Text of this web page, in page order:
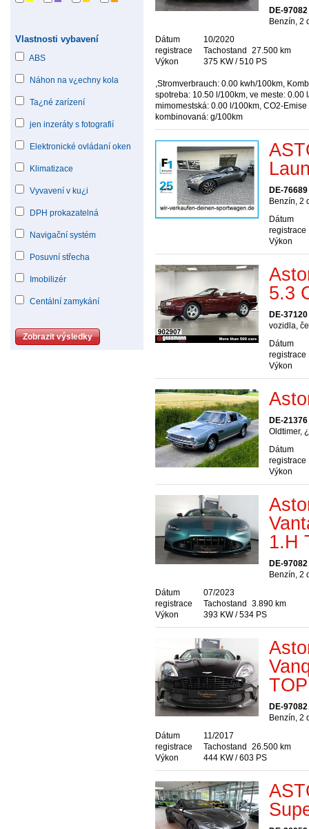
Vlastnosti vybavení
ABS
Náhon na v¿echny kola
Ta¿né zarízení
jen inzeráty s fotografií
Elektronické ovládaní oken
Klimatizace
Vyvavení v ku¿i
DPH prokazatelná
Navigační systém
Posuvní střecha
Imobilizér
Centální zamykání
DE-
Benzín, 2
Dátum
registrace
10/2020
Tachostand
27.500 km
Výkon
375 KW / 510 PS
,Stromverbrauch: 0.00 kwh/100km,
spotreba: 10.50 l/100km, ve meste: 0.00
mimomestská: 0.00 l/100km, CO2-Emise
kombinovaná: g/100km
DE-
Benzín, 2
Dátum
registrace
Výkon
5.3
DE-
vozidla,
Dátum
registrace
Výkon
DE-
Oldtimer,
Dátum
registrace
Výkon
1.H
DE-
Benzín, 2
Dátum
registrace
07/2023
Tachostand
3.890 km
Výkon
393 KW / 534 PS
DE-
Benzín, 2
Dátum
registrace
11/2017
Tachostand
26.500 km
Výkon
444 KW / 603 PS